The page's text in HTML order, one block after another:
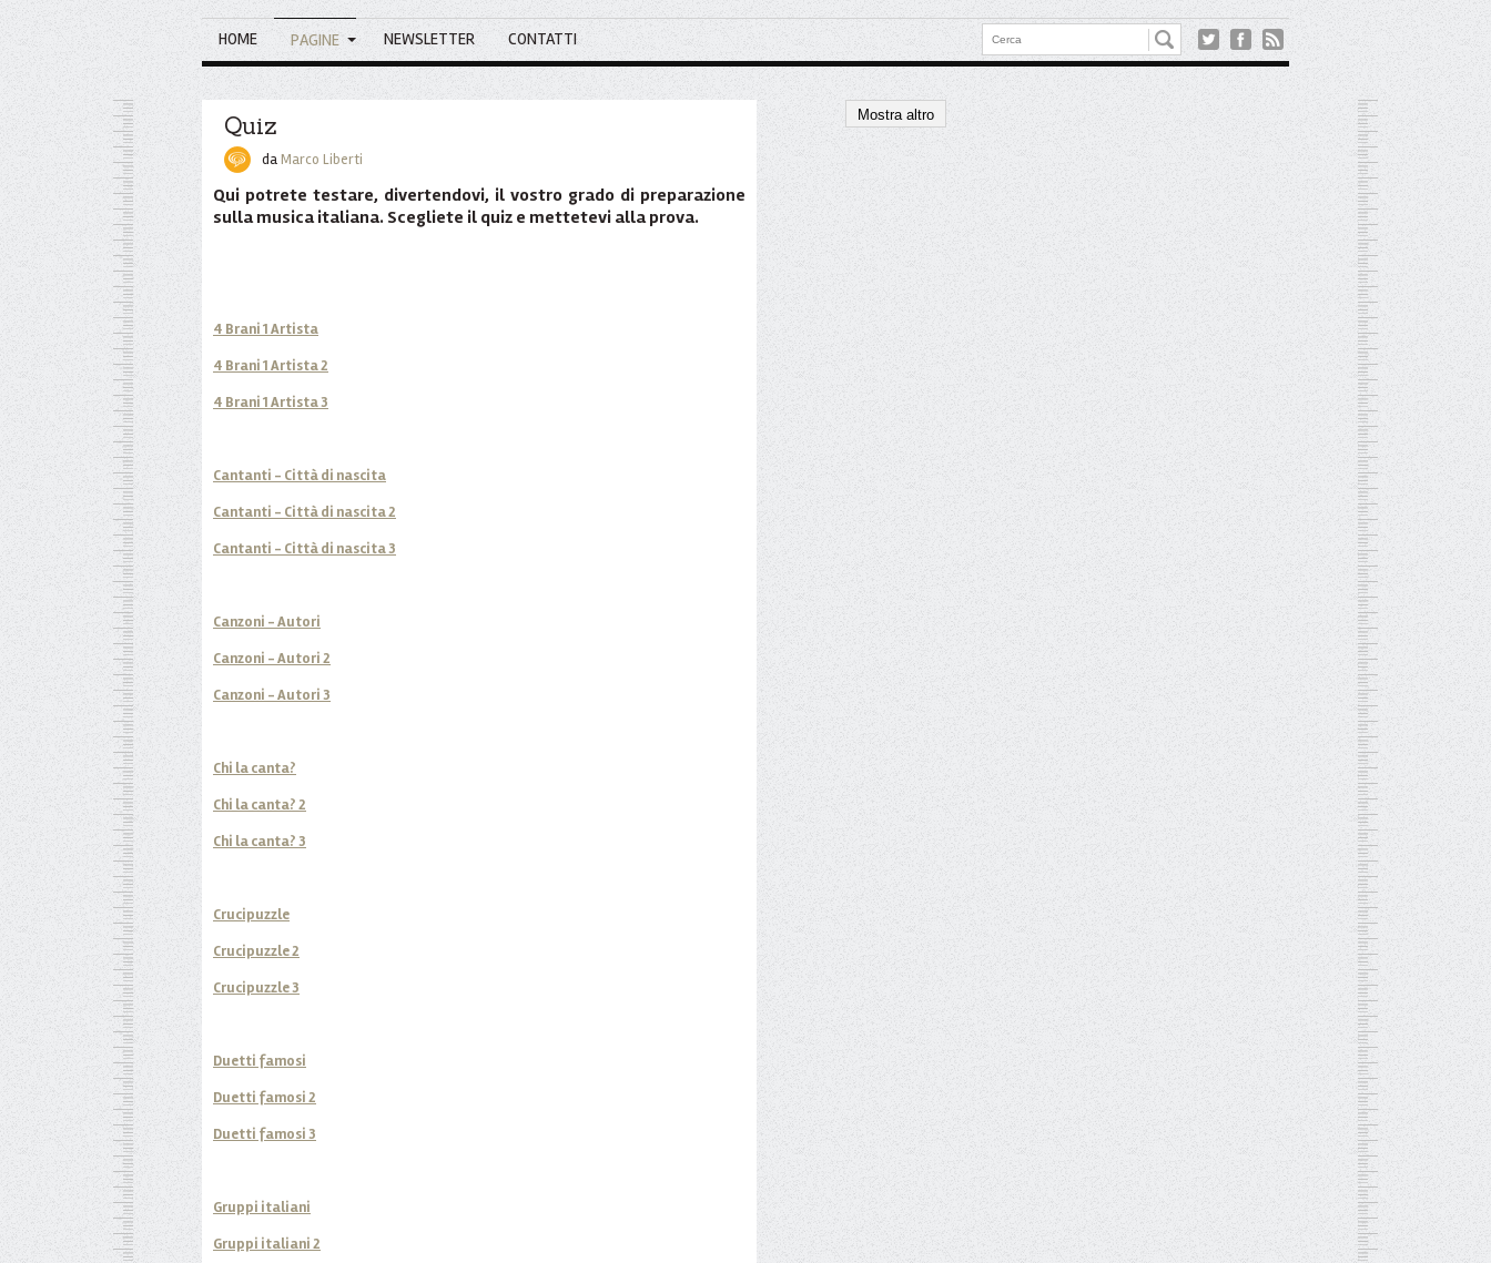
HOME PAGINE NEWSLETTER CONTATTI
Quiz
daMarco Liberti
Qui potrete testare, divertendovi, il vostro grado di preparazione
sulla musica italiana. Scegliete il quiz e mettetevi alla prova.
4 Brani 1 Artista
4 Brani 1 Artista 2
4 Brani 1 Artista 3
Cantanti - Città di nascita
Cantanti - Città di nascita 2
Cantanti - Città di nascita 3
Canzoni - Autori
Canzoni - Autori 2
Canzoni - Autori 3
Chi la canta?
Chi la canta? 2
Chi la canta? 3
Crucipuzzle
Crucipuzzle 2
Crucipuzzle 3
Duetti famosi
Duetti famosi 2
Duetti famosi 3
Gruppi italiani
Gruppi italiani 2
Mostra altro